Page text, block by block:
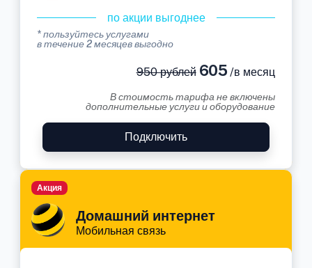
по акции выгоднее
* пользуйтесь услугами
в течение 2 месяцев выгодно
950 рублей605 /в месяц
В стоимость тарифа не включены
дополнительные услуги и оборудование
Подключить
Домашний интернет
Мобильная связь
Акция